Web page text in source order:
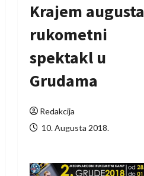
Krajem augusta
rukometni
spektakl u
Grudama
Redakcija
10. Augusta 2018.